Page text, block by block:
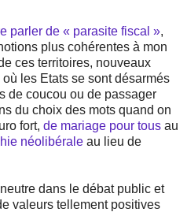
parler de « parasite fiscal »,
plus cohérentes à mon
ces territoires, nouveaux
les Etats se sont désarmés
de coucou ou de passager
du choix des mots quand on
fort, de mariage pour tous au
néolibérale au lieu de
dans le débat public et
valeurs tellement positives